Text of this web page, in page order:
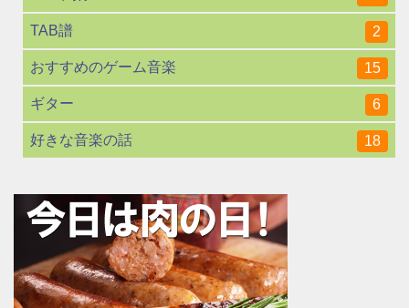
TAB譜 2
おすすめのゲーム音楽 15
ギター 6
好きな音楽の話 18